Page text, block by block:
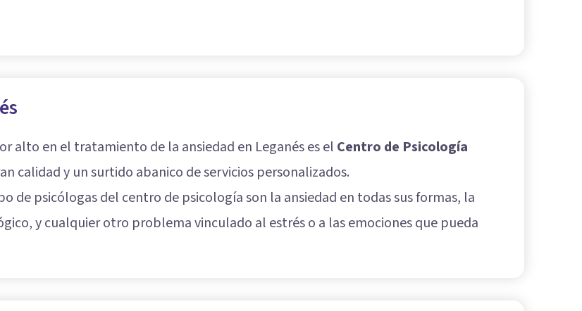
alto en el tratamiento de la ansiedad en Leganés es el Centro de Psicología
calidad y un surtido abanico de servicios personalizados.
de psicólogas del centro de psicología son la ansiedad en todas sus formas, la
y cualquier otro problema vinculado al estrés o a las emociones que pueda